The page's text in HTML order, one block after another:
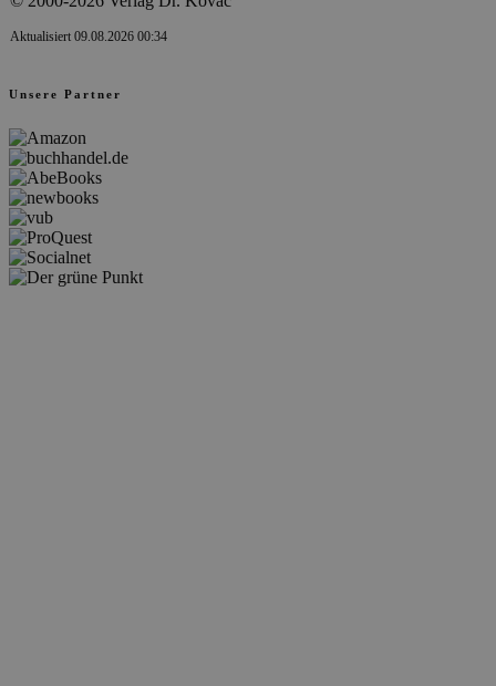
Aktualisiert 09.08.2026 00:34
Unsere Partner